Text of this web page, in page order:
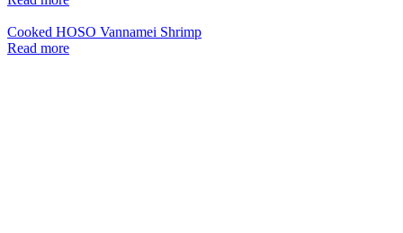
Cooked HOSO Vannamei Shrimp
Read more